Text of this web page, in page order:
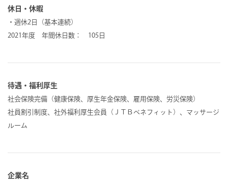
休日・休暇
・週休2日（基本連続）
2021年度 年間休日数： 105日
待遇・福利厚生
社会保険完備（健康保険、厚生年金保険、雇用保険、労災保険）
社員割引制度、社外福利厚生会員（ＪＴＢベネフィット）、マッサージ
ルーム
企業名